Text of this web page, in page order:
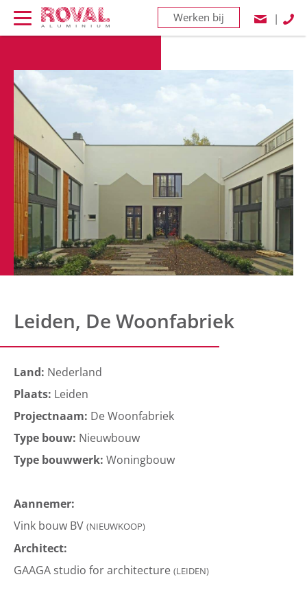
Werken bij |
Leiden, De Woonfabriek
Land: Nederland
Plaats: Leiden
Projectnaam: De Woonfabriek
Type bouw: Nieuwbouw
Type bouwwerk: Woningbouw
Aannemer:
Vink bouw BV (NIEUWKOOP)
Architect:
GAAGA studio for architecture (LEIDEN)